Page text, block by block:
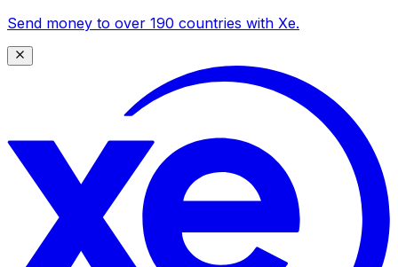
Send money to over 190 countries with Xe.